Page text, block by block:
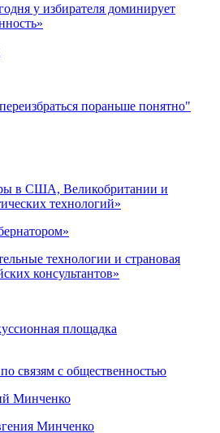
у избирателя доминирует
пораньше понятно"
в США, Великобритании и
технологий»
технологии и страновая
консультантов»
площадка
связям с общественностью
Минченко
Минченко